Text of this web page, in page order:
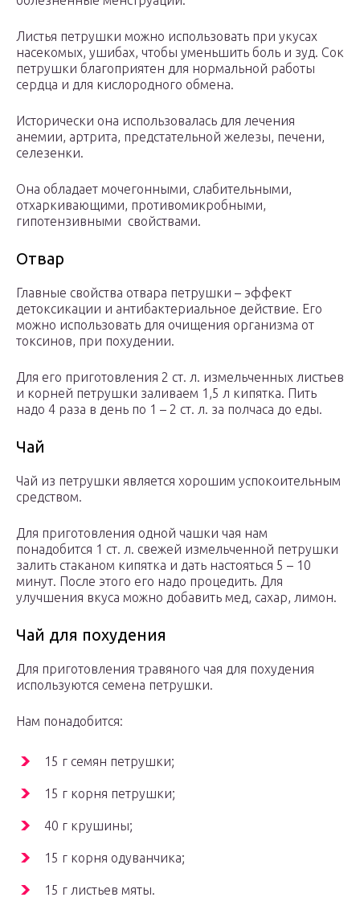
Листья петрушки можно использовать при укусах
насекомых, ушибах, чтобы уменьшить боль и зуд. Сок
петрушки благоприятен для нормальной работы
сердца и для кислородного обмена.
Исторически она использовалась для лечения
анемии, артрита, предстательной железы, печени,
селезенки.
Она обладает мочегонными, слабительными,
отхаркивающими, противомикробными,
гипотензивными свойствами.
Отвар
Главные свойства отвара петрушки – эффект
детоксикации и антибактериальное действие. Его
можно использовать для очищения организма от
токсинов, при похудении.
Для его приготовления 2 ст. л. измельченных листьев
и корней петрушки заливаем 1,5 л кипятка. Пить
надо 4 раза в день по 1 – 2 ст. л. за полчаса до еды.
Чай
Чай из петрушки является хорошим успокоительным
средством.
Для приготовления одной чашки чая нам
понадобится 1 ст. л. свежей измельченной петрушки
залить стаканом кипятка и дать настояться 5 – 10
минут. После этого его надо процедить. Для
улучшения вкуса можно добавить мед, сахар, лимон.
Чай для похудения
Для приготовления травяного чая для похудения
используются семена петрушки.
Нам понадобится:
15 г семян петрушки;
15 г корня петрушки;
40 г крушины;
15 г корня одуванчика;
15 г листьев мяты.